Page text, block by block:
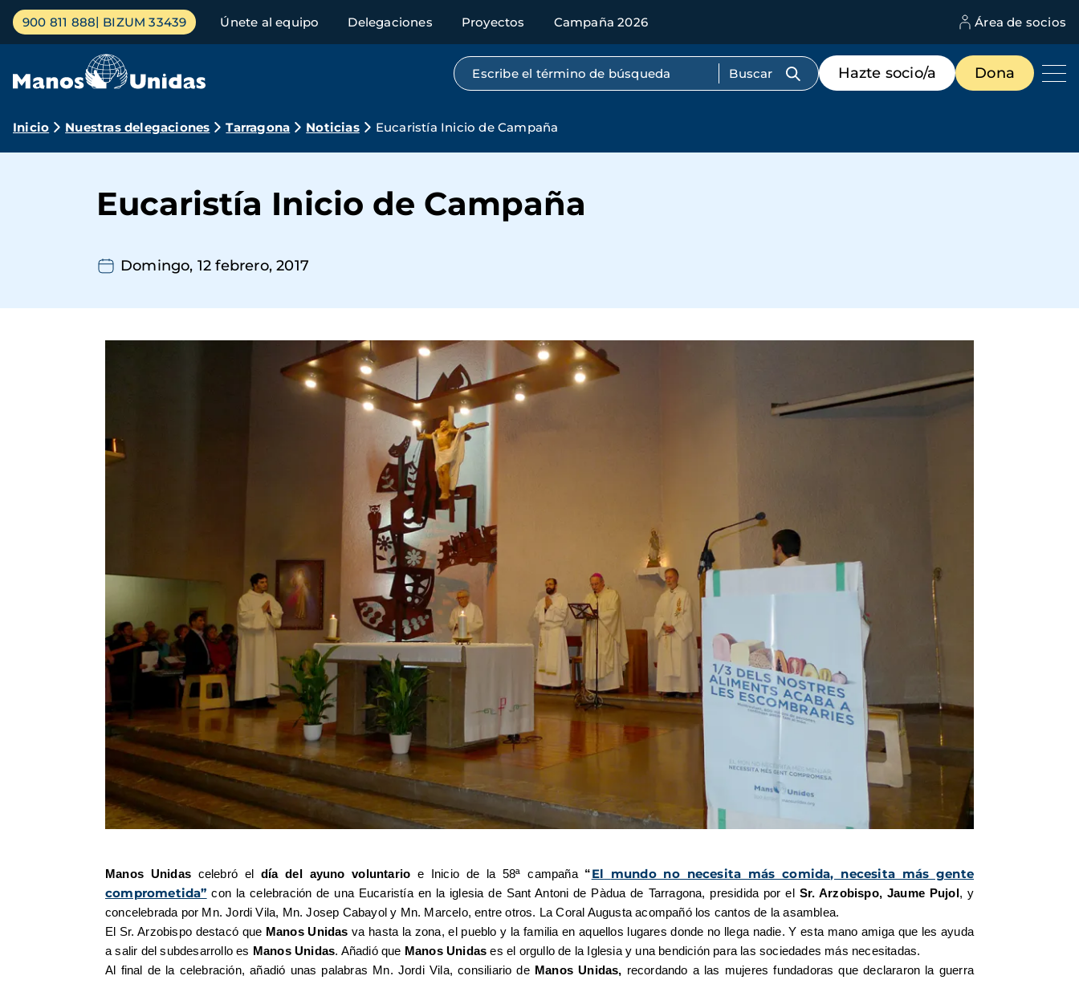
Pasar
contenido
Menú
principal
900 811 888 BIZUM 33439 Únete al equipo Delegaciones Proyectos Campaña 2026 Área de socios
Búsqueda por texto completo
Menú
de
destacados
Hazte socio/a Dona
Ruta
navegación
Inicio Nuestras delegaciones Tarragona Noticias Eucaristía Inicio de Campaña
Eucaristía Inicio de Campaña
Domingo, 12 febrero, 2017
Manos Unidascelebró el día del ayuno voluntario e Inicio de la 58ª campaña “El
mundo no necesita más comida, necesita más gente
comprometida” con la celebración de una Eucaristía en la iglesia de Sant Antoni de Pàdua de Tarragona, presidida por el Sr. Arzobispo, Jaume Pujol , y
concelebrada por Mn. Jordi Vila, Mn. Josep Cabayol y Mn. Marcelo, entre otros. La Coral Augusta acompañó los cantos de la asamblea.
El Sr. Arzobispo destacó que Manos Unidas va hasta la zona, el pueblo y la familia en aquellos lugares donde no llega nadie. Y esta mano amiga que les ayuda
a salir del subdesarrollo es Manos Unidas. Añadió que Manos Unidas es el orgullo de la Iglesia y una bendición para las sociedades más necesitadas.
Al final de la celebración, añadió unas palabras Mn. Jordi Vila, consiliario de Manos Unidas, recordando a las mujeres fundadoras que declararon la guerra